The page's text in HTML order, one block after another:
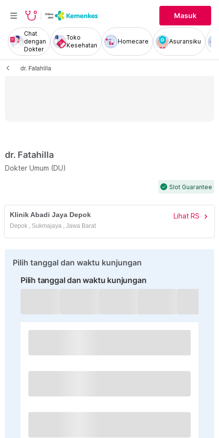
Masuk
Chat
dengan
Dokter
Toko
Kesehatan
Homecare Asuransiku
dr. Fatahilla
dr. Fatahilla
Dokter Umum (DU)
check Slot Guarantee
Klinik Abadi Jaya Depok Lihat RS chevron_right
Depok , Sukmajaya , Jawa Barat
Pilih tanggal dan waktu kunjungan
Pilih tanggal dan waktu kunjungan